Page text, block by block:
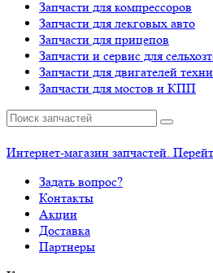
Запчасти для компрессоров
Запчасти для лекговых авто
Запчасти для прицепов
Запчасти и сервис для
Запчасти для двигателей
Запчасти для мостов и КПП
Интернет-магазин запчастей.
Задать вопрос?
Контакты
Акции
Доставка
Партнеры